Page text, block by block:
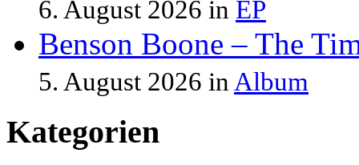
6. August 2026 in EP
Benson Boone – The
5. August 2026 in Album
Kategorien